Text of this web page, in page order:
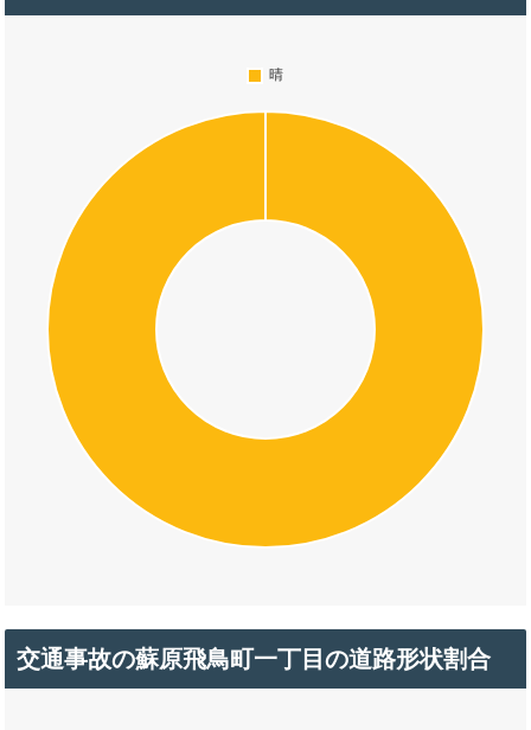
交通事故の蘇原飛鳥町一丁目の道路形状割合